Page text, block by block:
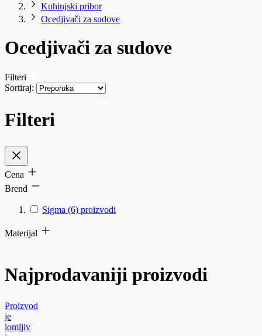
Kuhinjski pribor
Ocedjivači za sudove
Ocedjivači za sudove
Filteri
Sortiraj:
Filteri
Cena
Brend
Sigma (6) proizvodi
Materijal
Najprodavaniji proizvodi
Proizvod
je
lomljiv